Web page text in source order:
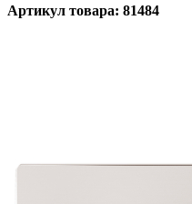
Артикул товара: 81484